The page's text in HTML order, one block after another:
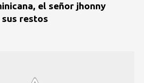
el señor jhonny
restos